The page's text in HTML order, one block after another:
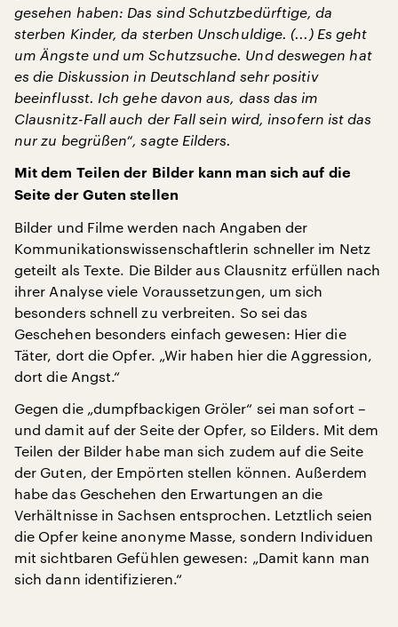
gesehen haben: Das sind Schutzbedürftige, da
sterben Kinder, da sterben Unschuldige. (...) Es geht
um Ängste und um Schutzsuche. Und deswegen hat
es die Diskussion in Deutschland sehr positiv
beeinflusst. Ich gehe davon aus, dass das im
Clausnitz-Fall auch der Fall sein wird, insofern ist das
nur zu begrüßen“, sagte Eilders.
Mit dem Teilen der Bilder kann man sich auf die
Seite der Guten stellen
Bilder und Filme werden nach Angaben der
Kommunikationswissenschaftlerin schneller im Netz
geteilt als Texte. Die Bilder aus Clausnitz erfüllen nach
ihrer Analyse viele Voraussetzungen, um sich
besonders schnell zu verbreiten. So sei das
Geschehen besonders einfach gewesen: Hier die
Täter, dort die Opfer. „Wir haben hier die Aggression,
dort die Angst.“
Gegen die „dumpfbackigen Gröler“ sei man sofort –
und damit auf der Seite der Opfer, so Eilders. Mit dem
Teilen der Bilder habe man sich zudem auf die Seite
der Guten, der Empörten stellen können. Außerdem
habe das Geschehen den Erwartungen an die
Verhältnisse in Sachsen entsprochen. Letztlich seien
die Opfer keine anonyme Masse, sondern Individuen
mit sichtbaren Gefühlen gewesen: „Damit kann man
sich dann identifizieren.“